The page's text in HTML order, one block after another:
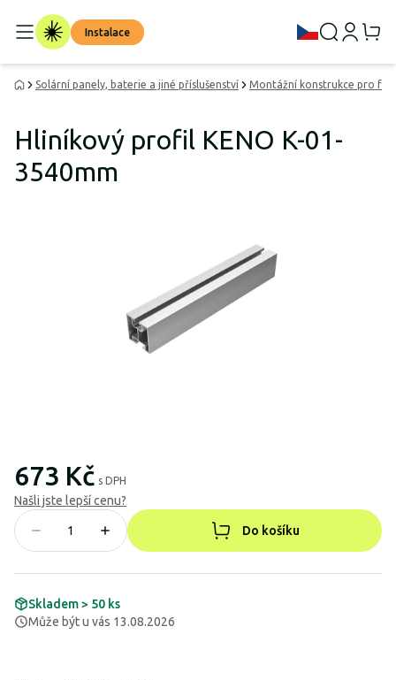
Instalace
Solární panely, baterie a jiné příslušenství Montážní konstrukce pro
Hliníkový profil KENO K-01-
3540mm
673 Kč s DPH
Našli jste lepší cenu?
Do košíku
Skladem > 50 ks
Může být u vás 13.08.2026